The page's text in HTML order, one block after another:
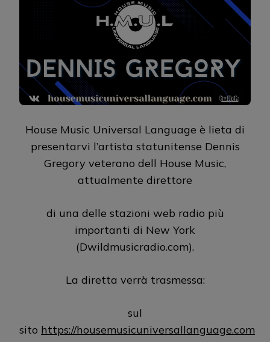
House Music Universal Language è lieta di
presentarvi l’artista statunitense Dennis
Gregory veterano dell House Music,
attualmente direttore
di una delle stazioni web radio più
importanti di New York
(Dwildmusicradio.com).
La diretta verrà trasmessa:
sul
sito https://housemusicuniversallanguage.com